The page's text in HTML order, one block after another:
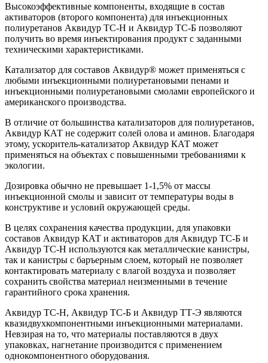
Высокоэффективные компоненты, входящие в состав
активаторов (второго компонента) для инъекционных
полиуретанов Аквидур ТС-Н и Аквидур ТС-Б позволяют
получить во время инъектирования продукт с заданными
техническими характеристиками.
Катализатор для составов Аквидур® может применяться с
любыми инъекционными полиуретановыми пенами и
инъекционными полиуретановыми смолами европейского и
американского производства.
В отличие от большинства катализаторов для полиуретанов,
Аквидур КАТ не содержит солей олова и аминов. Благодаря
этому, ускоритель-катализатор Аквидур КАТ может
применяться на объектах с повышенными требованиями к
экологии.
Дозировка обычно не превышает 1-1,5% от массы
инъекционной смолы и зависит от температуры воды в
конструктиве и условий окружающей среды.
В целях сохранения качества продукции, для упаковки
составов Аквидур КАТ и активаторов для Аквидур ТС-Б и
Аквидур ТС-Н используются как металлические канистры,
так и канистры с баръерным слоем, который не позволяет
контактировать материалу с влагой воздуха и позволяет
сохранить свойства материал неизменными в течение
гарантийного срока хранения.
Аквидур ТС-Н, Аквидур ТС-Б и Аквидур ТТ-Э являются
квазидвухкомпонентными инъекционными материалами.
Невзирая на то, что материалы поставляются в двух
упаковках, нагнетание производится с применением
однокомпонентного оборудования.